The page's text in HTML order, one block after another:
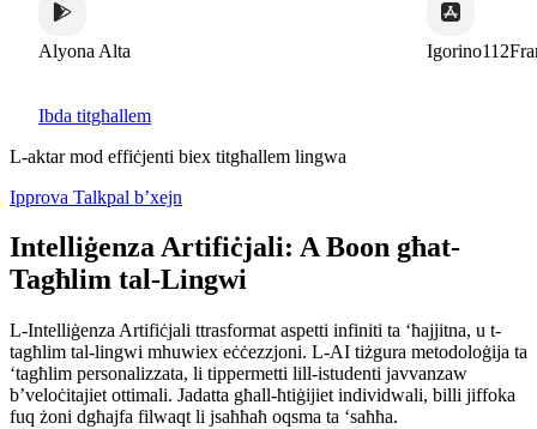
Alyona Alta
Ibda titgħallem
L-aktar mod effiċjenti biex titgħallem lingwa
Ipprova Talkpal b’xejn
Intelliġenza Artifiċjali: A Boon għat-
Tagħlim tal-Lingwi
L-Intelliġenza Artifiċjali ttrasformat aspetti infiniti ta ‘ħajjitna, u t-
tagħlim tal-lingwi mhuwiex eċċezzjoni. L-AI tiżgura metodoloġija ta
‘tagħlim personalizzata, li tippermetti lill-istudenti javvanzaw
b’veloċitajiet ottimali. Jadatta għall-ħtiġijiet individwali, billi jiffoka
fuq żoni dgħajfa filwaqt li jsaħħaħ oqsma ta ‘saħħa.